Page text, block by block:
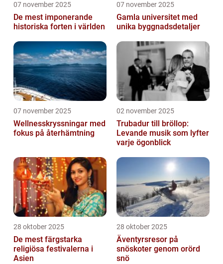
07 november 2025
De mest imponerande
historiska forten i världen
07 november 2025
Gamla universitet med
unika byggnadsdetaljer
07 november 2025
Wellnesskryssningar med
fokus på återhämtning
02 november 2025
Trubadur till bröllop:
Levande musik som lyfter
varje ögonblick
28 oktober 2025
De mest färgstarka
religiösa festivalerna i
Asien
28 oktober 2025
Äventyrsresor på
snöskoter genom orörd
snö